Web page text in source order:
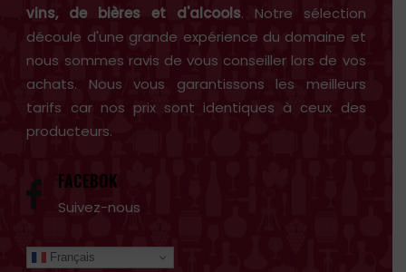
vins, de bières et d'alcools. Notre sélection
découle d'une grande expérience du domaine et
nous sommes ravis de vous conseiller lors de vos
achats. Nous vous garantissons les meilleurs
tarifs car nos prix sont identiques à ceux des
producteurs.
FACEBOK
Suivez-nous
Français